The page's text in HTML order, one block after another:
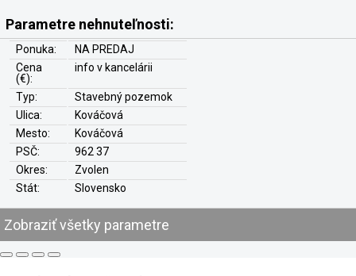
Parametre nehnuteľnosti:
Ponuka:
NA PREDAJ
Cena
(€):
info v kancelárii
Typ:
Stavebný pozemok
Ulica:
Kováčová
Mesto:
Kováčová
PSČ:
962 37
Okres:
Zvolen
Stát:
Slovensko
Zobraziť všetky parametre